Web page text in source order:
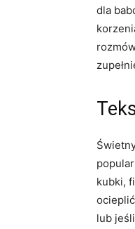
dla
kubki,
lub